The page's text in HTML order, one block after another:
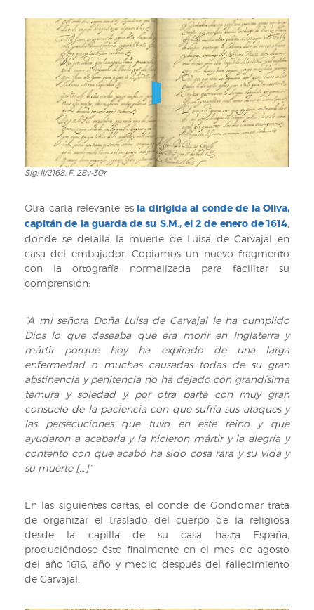
F.
28v-
Sig:
F.
28v-
30r
Sig: II/2168. F. 28v-30r
Otra carta relevante esla dirigida al conde de la Oliva,
capitán de la guarda de su S.M., el 2 de enero de 1614
donde se detalla la muerte de Luisa de Carvajal en
casa del embajador. Copiamos un nuevo fragmento
con la ortografía normalizada para facilitar su
comprensión:
“A mi señora Doña Luisa de Carvajal le ha cumplido
Dios lo que deseaba que era morir en Inglaterra y
mártir porque hoy ha expirado de una larga
enfermedad o muchas causadas todas de su gran
abstinencia y penitencia no ha dejado con grandísima
ternura y soledad y por otra parte con muy gran
consuelo de la paciencia con que sufría sus ataques y
las persecuciones que tuvo en este reino y que
ayudaron a acabarla y la hicieron mártir y la alegría y
contento con que acabó ha sido cosa rara y su vida y
su muerte […]”
En las siguientes cartas, el conde de Gondomar trata
de organizar el traslado del cuerpo de la religiosa
desde la capilla de su casa hasta España,
produciéndose éste finalmente en el mes de agosto
del año 1616, año y medio después del fallecimiento
de Carvajal.